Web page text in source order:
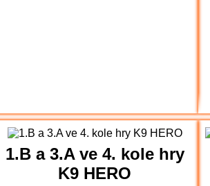
1.B a 3.A ve 4. kole hry
K9 HERO